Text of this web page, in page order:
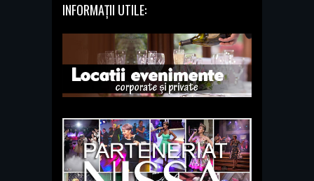
INFORMAȚII UTILE: